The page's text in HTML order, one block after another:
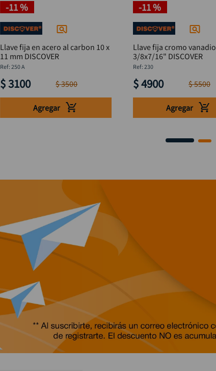
-11 %
Llave fija en acero al carbon 10 x
11 mm DISCOVER
: 250 A
$3100 $3500
Agregar
-11 %
Llave fija cromo vanadio
3/8x7/16" DISCOVER
: 230
$4900 $5500
Agregar